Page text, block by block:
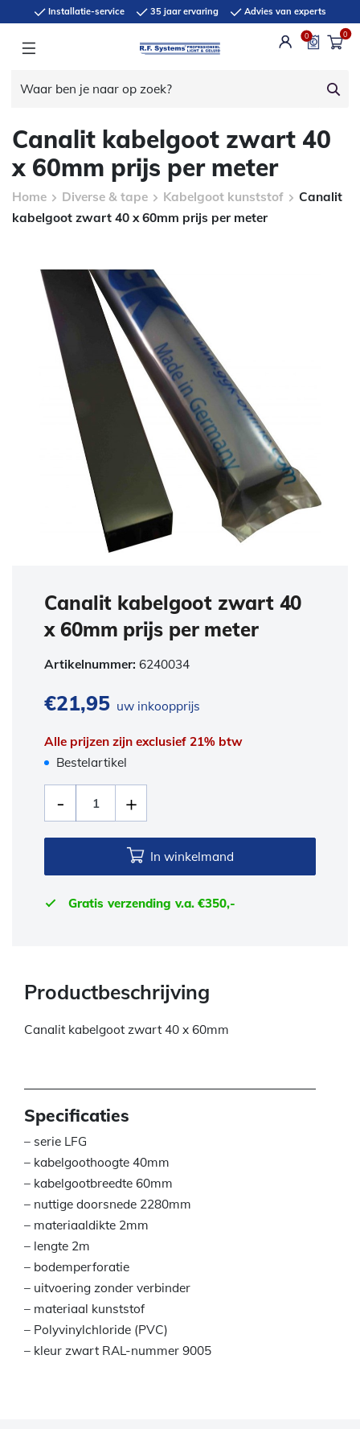
Installatie-service 35 jaar ervaring Advies van experts
0 0
Canalit kabelgoot zwart 40
x 60mm prijs per meter
Home Diverse & tape Kabelgoot kunststof
Canalit
kabelgoot zwart 40 x 60mm prijs per meter
Canalit kabelgoot zwart 40
x 60mm prijs per meter
Artikelnummer: 6240034
€21,95 uw inkoopprijs
Alle prijzen zijn exclusief 21% btw
Bestelartikel
In winkelmand
Gratis verzending v.a. €350,-
Productbeschrijving
Canalit kabelgoot zwart 40 x 60mm
Specificaties
– serie LFG
– kabelgoothoogte 40mm
– kabelgootbreedte 60mm
– nuttige doorsnede 2280mm
– materiaaldikte 2mm
– lengte 2m
– bodemperforatie
– uitvoering zonder verbinder
– materiaal kunststof
– Polyvinylchloride (PVC)
– kleur zwart RAL-nummer 9005